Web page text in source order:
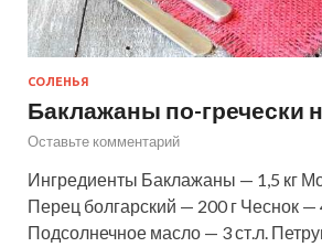
СОЛЕНЬЯ
Баклажаны по-гречески
Оставьте комментарий
Ингредиенты Баклажаны — 1,5 кг
Перец болгарский — 200 г Чеснок —
Подсолнечное масло — 3 ст.л.